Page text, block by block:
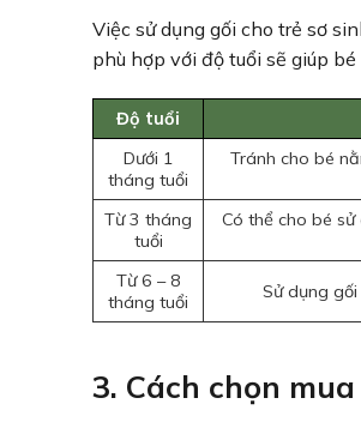
Việc sử dụng gối cho trẻ sơ
phù hợp với độ tuổi sẽ giúp
Độ tuổi
Dưới 1
tháng tuổi
Tránh cho bé
Từ 3 tháng
tuổi
Có thể cho bé
Từ 6 – 8
tháng tuổi
Sử dụng
3. Cách chọn